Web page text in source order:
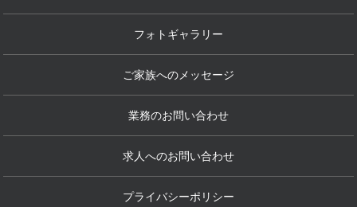
フォトギャラリー
ご家族へのメッセージ
業務のお問い合わせ
求人へのお問い合わせ
プライバシーポリシー